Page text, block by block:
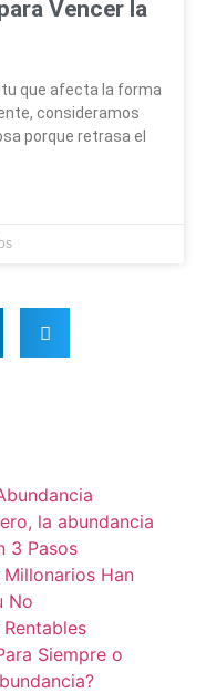
Vencer la
que afecta la forma
consideramos
porque retrasa el
la abundancia
3 Pasos
Han
No
Siempre o